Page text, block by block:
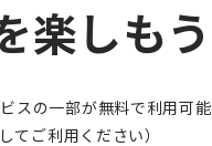
り巻く世界的な環境は近
国家戦略が策定・更新さ
国家戦略の一つに位置づ
連携、人材育成、社会機
楽しも
スの一部が無料で利用可
てご利用ください）